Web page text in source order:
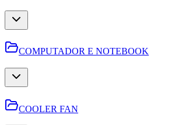
COMPUTADOR E NOTEBOOK
COOLER FAN